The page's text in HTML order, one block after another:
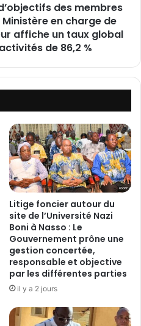
des membres
en charge de
affiche un taux global
de 86,2 %
Litige foncier autour du
site de l’Université Nazi
Boni à Nasso : Le
Gouvernement prône une
gestion concertée,
responsable et objective
par les différentes parties
il y a 2 jours